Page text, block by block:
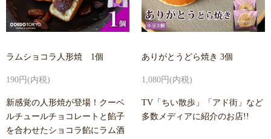
ラムショコラ人形焼 1個
190円(内税)
新感覚の人形焼が登場！クーベ
ルチュールチョコレートと餡子
を合わせたショコラ餡にラム酒
ありがとうどら焼き 3個
1,080円(内税)
TV「ちい散歩」「アド街」など
多数メディアに紹介のお店!!